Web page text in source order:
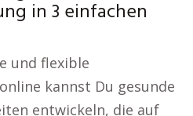
in 3 einfachen
und flexible
kannst Du gesunde
entwickeln, die auf